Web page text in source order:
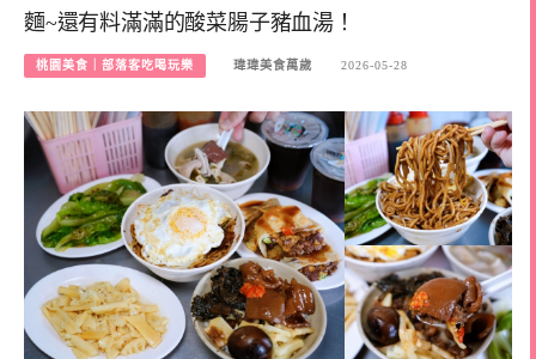
麵~還有料滿滿的酸菜腸子豬血湯！
桃園美食｜部落客吃喝玩樂 瑋瑋美食萬歲 2026-05-28